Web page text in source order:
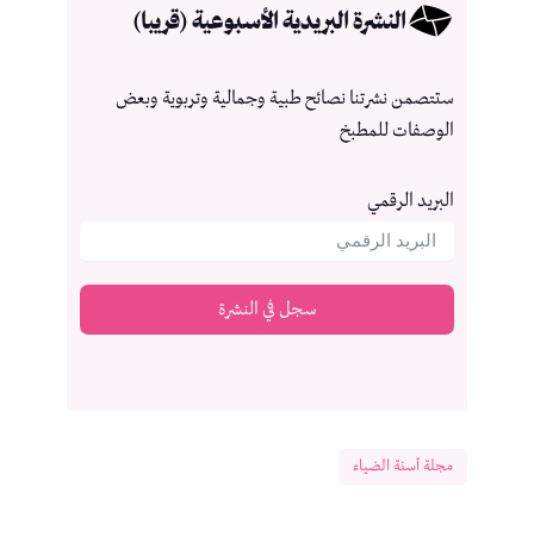
النشرة البريدية الأسبوعية (قريبا)
ستتصمن نشرتنا نصائح طبية وجمالية وتربوية وبعض
الوصفات للمطبخ
البريد الرقمي
سجل في النشرة
مجلة أسنة الضياء